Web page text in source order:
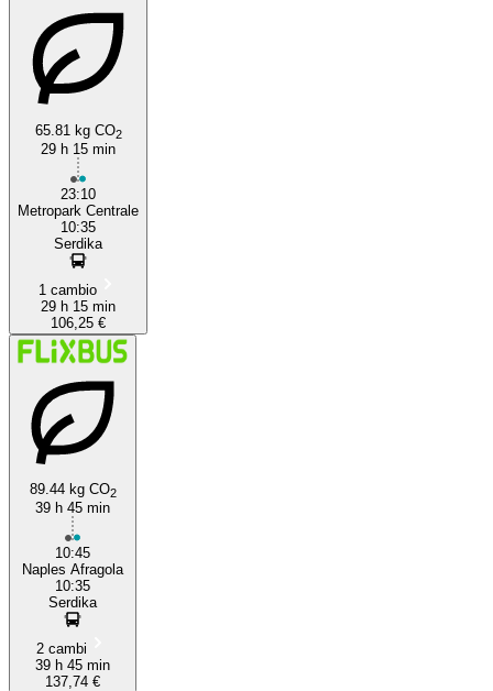
Naples
65.81 kg CO2
29 h 15 min
23:10
Metropark Centrale
10:35
Serdika
1 cambio
29 h 15 min
106,25 €
89.44 kg CO2
39 h 45 min
10:45
Naples Afragola
10:35
Serdika
2 cambi
39 h 45 min
137,74 €